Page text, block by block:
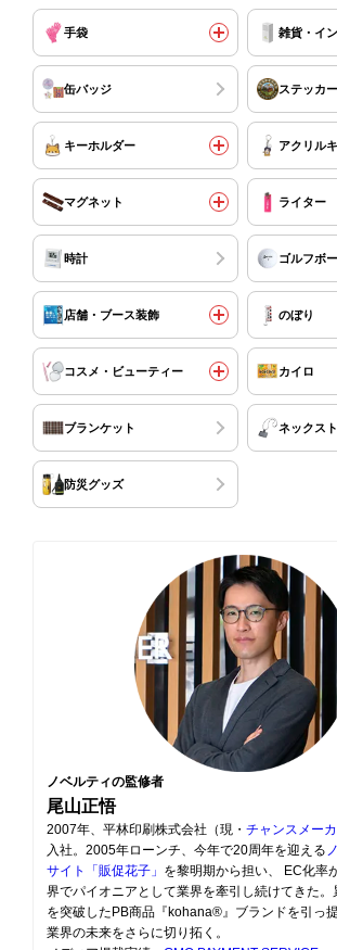
手袋 雑貨・イ
缶バッジ ステッカ
キーホルダー アクリル
マグネット ライター
時計 ゴルフボ
店舗・ブース装飾 のぼり
コスメ・ビューティー カイロ
ブランケット ネックス
防災グッズ
ノベルティの監修者
尾山正悟
2007年、平林印刷株式会社（現・ チャンスメー
入社。2005年ローンチ、今年で20周年を迎える
サイト「販促花子」 を黎明期から担い、 EC化率
界でパイオニアとして業界を牽引し続けてきた。
を突破したPB商品『kohana®』ブランドを引っ
業界の未来をさらに切り拓く。